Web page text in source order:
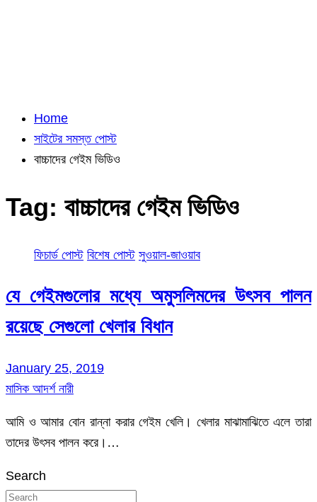
Home
সাইটের সমস্ত পোস্ট
বাচ্চাদের গেইম ভিডিও
Tag: বাচ্চাদের গেইম ভিডিও
ফিচার্ড পোস্ট বিশেষ পোস্ট সুওয়াল-জাওয়াব
যে গেইমগুলোর মধ্যে অমুসলিমদের উৎসব পালন
রয়েছে সেগুলো খেলার বিধান
January 25, 2019
মাসিক আদর্শ নারী
আমি ও আমার বোন রান্না করার গেইম খেলি। খেলার মাঝামাঝিতে এলে তারা
তাদের উৎসব পালন করে।…
Search